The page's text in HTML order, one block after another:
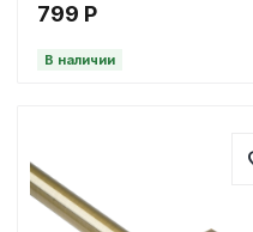
799 Р
В наличии